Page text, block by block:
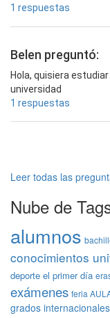
1 respuestas
Belen preguntó:
Hola, quisiera
universidad
1 respuestas
Leer todas las
Nube de
alumnos
conocimientos
deporte el primer día
exámenes feria
grados internacionales